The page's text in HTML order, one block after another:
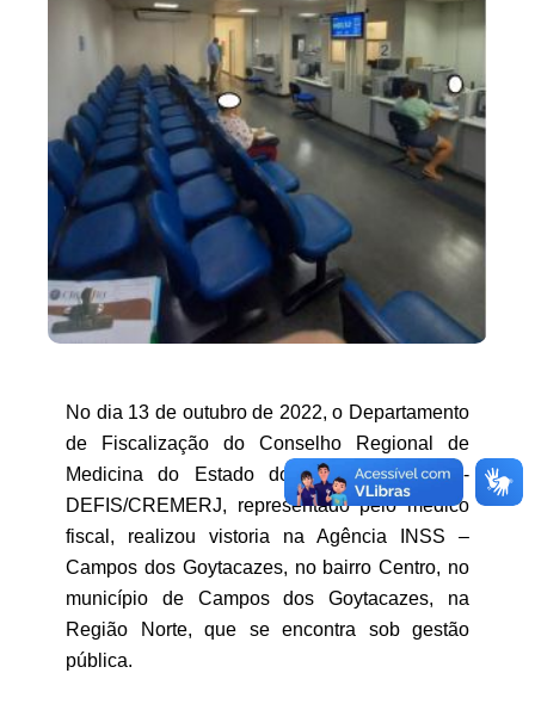
No dia 13 de outubro de 2022, o Departamento
de Fiscalização do Conselho Regional de
Medicina do Estado do Rio de Janeiro -
DEFIS/CREMERJ, representado pelo médico
fiscal, realizou vistoria na Agência INSS –
Campos dos Goytacazes, no bairro Centro, no
município de Campos dos Goytacazes, na
Região Norte, que se encontra sob gestão
pública.